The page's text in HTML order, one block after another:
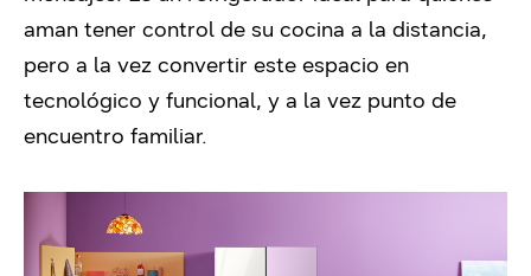
aman tener control de su cocina a la distancia,
pero a la vez convertir este espacio en
tecnológico y funcional, y a la vez punto de
encuentro familiar.